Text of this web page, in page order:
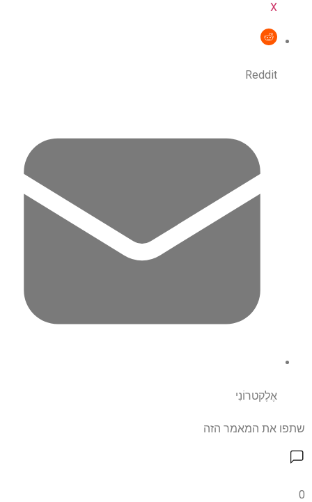
X
Reddit
אֶלֶקטרוֹנִי
שתפו את המאמר הזה
0